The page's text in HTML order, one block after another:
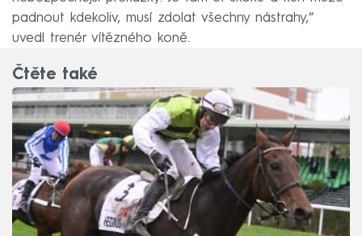
padnout kdekoliv, musí zdolat všechny nástrahy,“
uvedl trenér vítězného koně.
Čtěte také